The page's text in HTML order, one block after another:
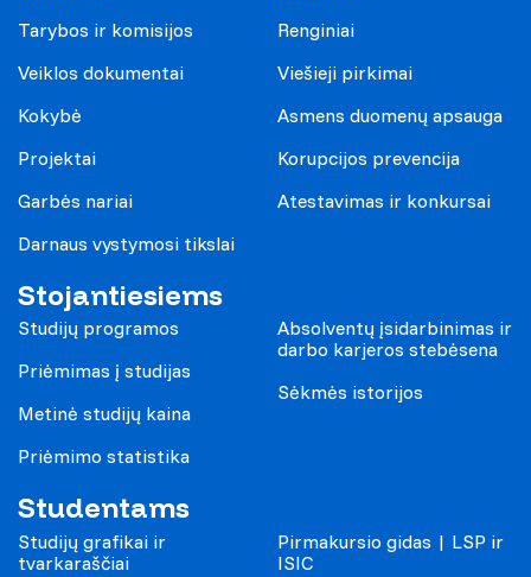
Tarybos ir komisijos
Veiklos dokumentai
Kokybė
Projektai
Garbės nariai
Darnaus vystymosi tikslai
Renginiai
Viešieji pirkimai
Asmens duomenų apsauga
Korupcijos prevencija
Atestavimas ir konkursai
Stojantiesiems
Studijų programos
Priėmimas į studijas
Metinė studijų kaina
Priėmimo statistika
Absolventų įsidarbinimas ir
darbo karjeros stebėsena
Sėkmės istorijos
Studentams
Studijų grafikai ir
tvarkaraščiai
Pirmakursio gidas | LSP ir
ISIC